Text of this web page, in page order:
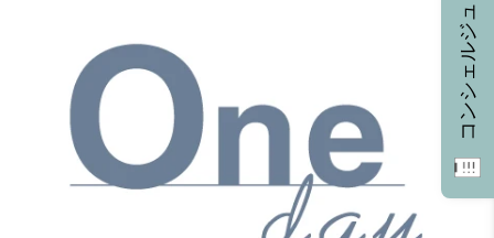
コンシェルジュ